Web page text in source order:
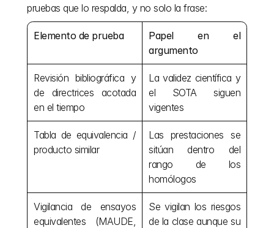
pruebas que lo respalda, y no solo la frase:
Elemento de prueba
Papel en el
argumento
Revisión bibliográfica y
de directrices acotada
en el tiempo
La validez científica y
el SOTA siguen
vigentes
Tabla de equivalencia /
producto similar
Las prestaciones se
sitúan dentro del
rango de los
homólogos
Vigilancia de ensayos
equivalentes (MAUDE,
Se vigilan los riesgos
de la clase aunque su